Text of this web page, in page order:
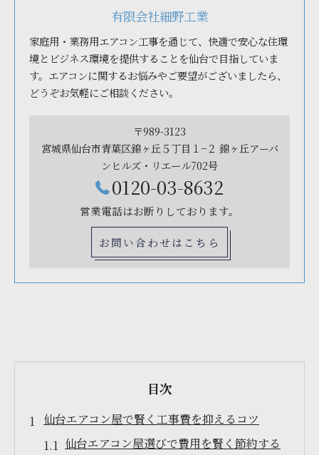
有限会社細野工業
家庭用・業務用エアコン工事を通じて、快適で安心な住環
境とビジネス環境を提供することを仙台で目指していま
す。エアコンに関するお悩みやご要望がございましたら、
どうぞお気軽にご相談ください。
〒989-3123
宮城県仙台市青葉区錦ヶ丘５丁目１−２ 錦ヶ丘アーバ
ンヒルズ・リエール702号
0120-03-8632
営業電話はお断りしております。
お問い合わせはこちら
目次
仙台エアコン屋で賢く工事費を抑えるコツ
仙台エアコン屋選びで費用を賢く節約する